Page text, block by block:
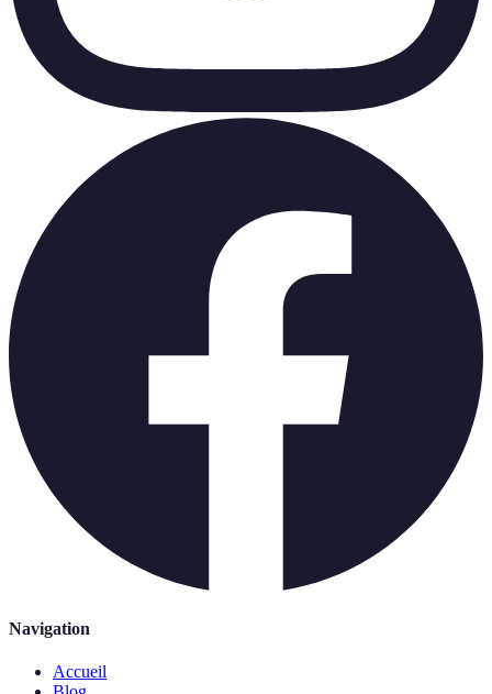
Navigation
Accueil